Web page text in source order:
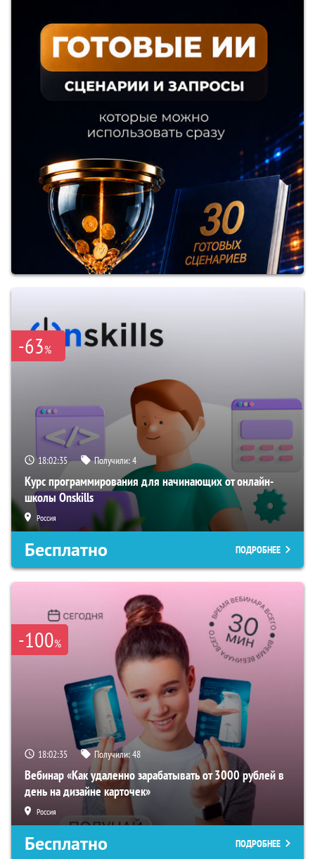
-63%
18:02:34 Получили:4
Курс программирования для начинающих от онлайн-
школы Onskills
Россия
Бесплатно ПОДРОБНЕЕ
-100%
18:02:34 Получили:48
Вебинар «Как удаленно зарабатывать от 3000 рублей в
день на дизайне карточек»
Россия
Бесплатно ПОДРОБНЕЕ